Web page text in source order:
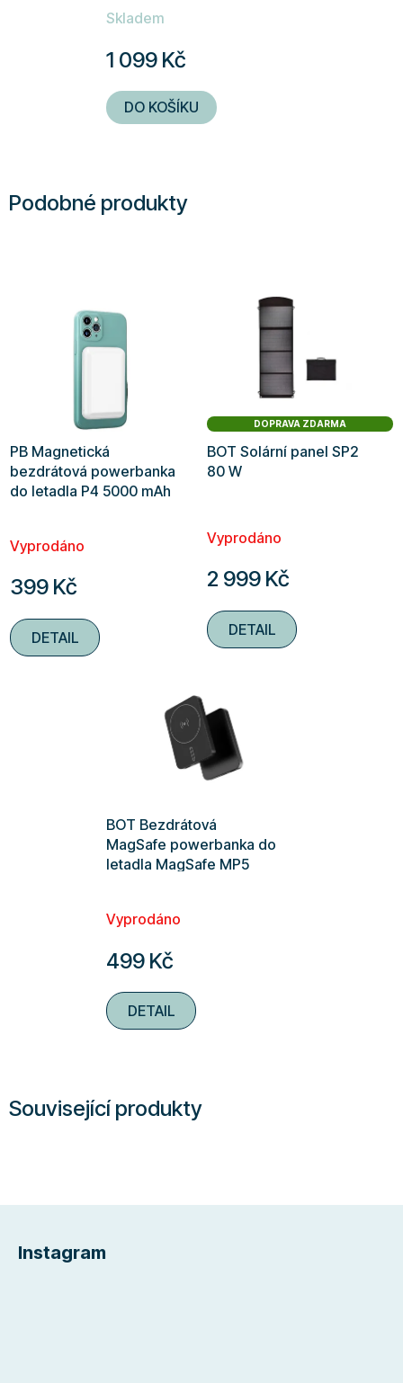
Související produkty
Skladem
1 099 Kč
DO KOŠÍKU
Podobné produkty
PB Magnetická
bezdrátová powerbanka
do letadla P4 5000 mAh
Vyprodáno
399 Kč
DETAIL
DOPRAVA ZDARMA
BOT Solární panel SP2
80 W
hodnocení
je
5,0
z
Vyprodáno
2 999 Kč
DETAIL
BOT Bezdrátová
MagSafe powerbanka do
letadla MagSafe MP5
Vyprodáno
499 Kč
DETAIL
Instagram